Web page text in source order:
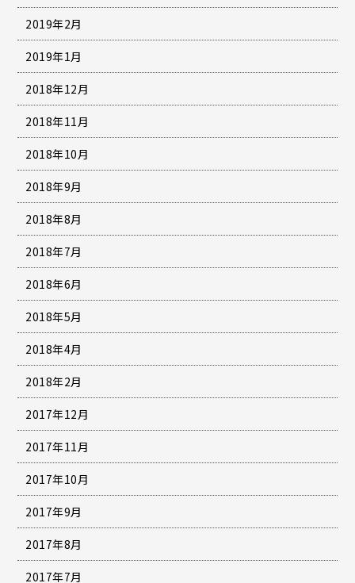
2019年2月
2019年1月
2018年12月
2018年11月
2018年10月
2018年9月
2018年8月
2018年7月
2018年6月
2018年5月
2018年4月
2018年2月
2017年12月
2017年11月
2017年10月
2017年9月
2017年8月
2017年7月